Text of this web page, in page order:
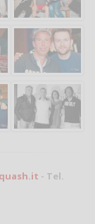
- Tel.